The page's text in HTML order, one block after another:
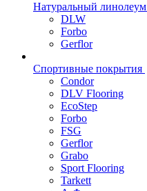
Натуральный линолеум
DLW
Forbo
Gerflor
Спортивные покрытия
Condor
DLV Flooring
EcoStep
Forbo
FSG
Gerflor
Grabo
Sport Flooring
Tarkett